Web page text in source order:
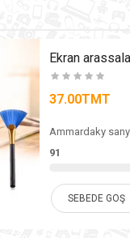
Ekran
37.00TMT
Ammardaky
91
SEBEDE GOŞ